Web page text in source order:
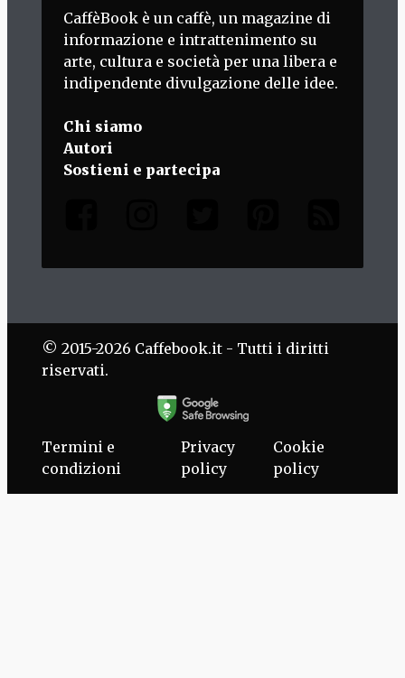
CaffèBook è un caffè, un magazine di
informazione e intrattenimento su
arte, cultura e società per una libera e
indipendente divulgazione delle idee.
Chi siamo
Autori
Sostieni e partecipa
© 2015-2026 Caffebook.it - Tutti i diritti
riservati.
Termini e
condizioni
Privacy
policy
Cookie
policy